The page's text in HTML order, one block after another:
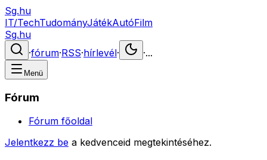
Sg.hu
IT/TechTudományJátékAutóFilm
Sg.hu
·fórum·RSS·hírlevél· ·...
Menü
Fórum
Fórum főoldal
Jelentkezz be a kedvenceid megtekintéséhez.